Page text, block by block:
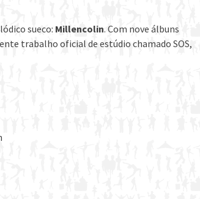
sueco: Millencolin. Com nove álbuns
trabalho oficial de estúdio chamado SOS,